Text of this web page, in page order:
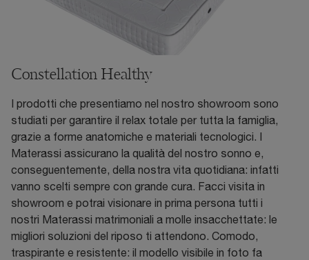
Constellation Healthy
I prodotti che presentiamo nel nostro showroom sono
studiati per garantire il relax totale per tutta la famiglia,
grazie a forme anatomiche e materiali tecnologici. I
Materassi assicurano la qualità del nostro sonno e,
conseguentemente, della nostra vita quotidiana: infatti
vanno scelti sempre con grande cura. Facci visita in
showroom e potrai visionare in prima persona tutti i
nostri Materassi matrimoniali a molle insacchettate: le
migliori soluzioni del riposo ti attendono. Comodo,
traspirante e resistente: il modello visibile in foto fa